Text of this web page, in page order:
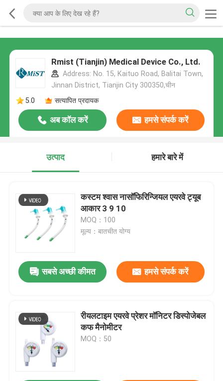
Rmist (Tianjin) Medical Device Co., Ltd.
Address: No. 15, Kaituo Road, Balitai Town,
Jinnan District, Tianjin City 300350,चीन
5.0
सत्यापित प्रदायक
अब कॉल करें हमसे संपर्क करें
उत्पाद हमारे बारे में
कस्टम श्वास नासॉफिरिन्जियल एयरवे ट्यूब
आकार 3 9 10
MOQ：100
मूल्य：बातचीत योग्य
सबसे अच्छी कीमत हमसे संपर्क करें
रीयलटाइम एयरवे प्रेशर मॉनिटर डिस्पोजेबल
कफ मैनोमीटर
MOQ：50